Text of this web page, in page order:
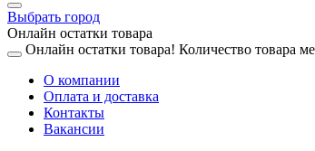
Выбрать город
Онлайн остатки товара
Онлайн остатки товара! Количество товара
О компании
Оплата и доставка
Контакты
Вакансии